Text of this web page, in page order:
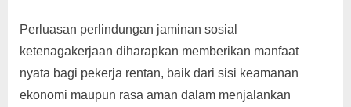
Perluasan perlindungan jaminan sosial
ketenagakerjaan diharapkan memberikan manfaat
nyata bagi pekerja rentan, baik dari sisi keamanan
ekonomi maupun rasa aman dalam menjalankan